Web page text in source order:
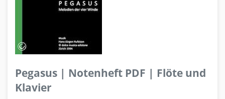
Pegasus | Notenheft PDF | Flöte und
Klavier